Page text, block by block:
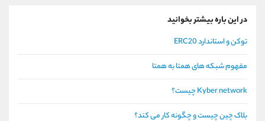
در این باره بیشتر بخوانید
توکن و استاندارد ERC20
مفهوم شبکه های همتا به همتا
Kyber network چیست؟
بلاک چین چیست و چگونه کار می کند؟